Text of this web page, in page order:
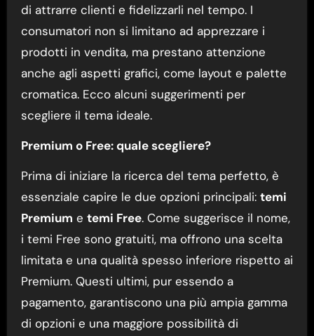
di attrarre clienti e fidelizzarli nel tempo. I
consumatori non si limitano ad apprezzare i
prodotti in vendita, ma prestano attenzione
anche agli aspetti grafici, come layout e palette
cromatica. Ecco alcuni suggerimenti per
scegliere il tema ideale.
Premium o Free: quale scegliere?
Prima di iniziare la ricerca del tema perfetto, è
essenziale capire le due opzioni principali: temi
Premium e temi Free. Come suggerisce il nome,
i temi Free sono gratuiti, ma offrono una scelta
limitata e una qualità spesso inferiore rispetto ai
Premium. Questi ultimi, pur essendo a
pagamento, garantiscono una più ampia gamma
di opzioni e una maggiore possibilità di